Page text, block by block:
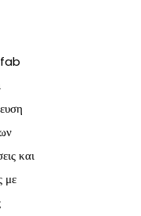
και
με